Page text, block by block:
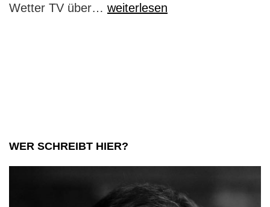
Wetter TV über… Kleinwalsertal
weiterlesen
WER SCHREIBT HIER?